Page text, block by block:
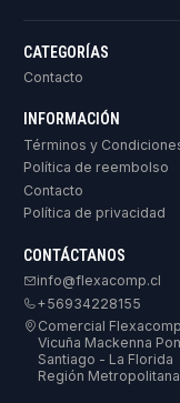
CATEGORÍAS
Contacto
INFORMACIÓN
Términos y
Política de reembolso
Contacto
Política de privacidad
CONTÁCTANOS
info@flexacomp.cl
+56934228155
Comercial
Vicuña Mackenna
Santiago - La Florida
Región